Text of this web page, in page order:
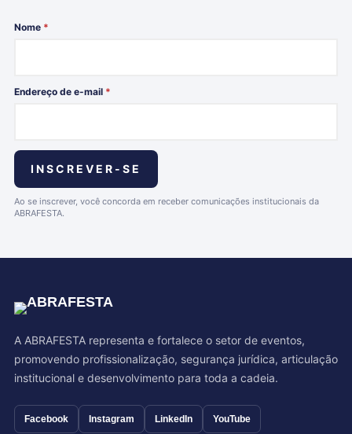
Nome *
Endereço de e-mail *
Ao se inscrever, você concorda em receber comunicações institucionais da
ABRAFESTA.
A ABRAFESTA representa e fortalece o setor de eventos,
promovendo profissionalização, segurança jurídica, articulação
institucional e desenvolvimento para toda a cadeia.
Facebook Instagram LinkedIn YouTube